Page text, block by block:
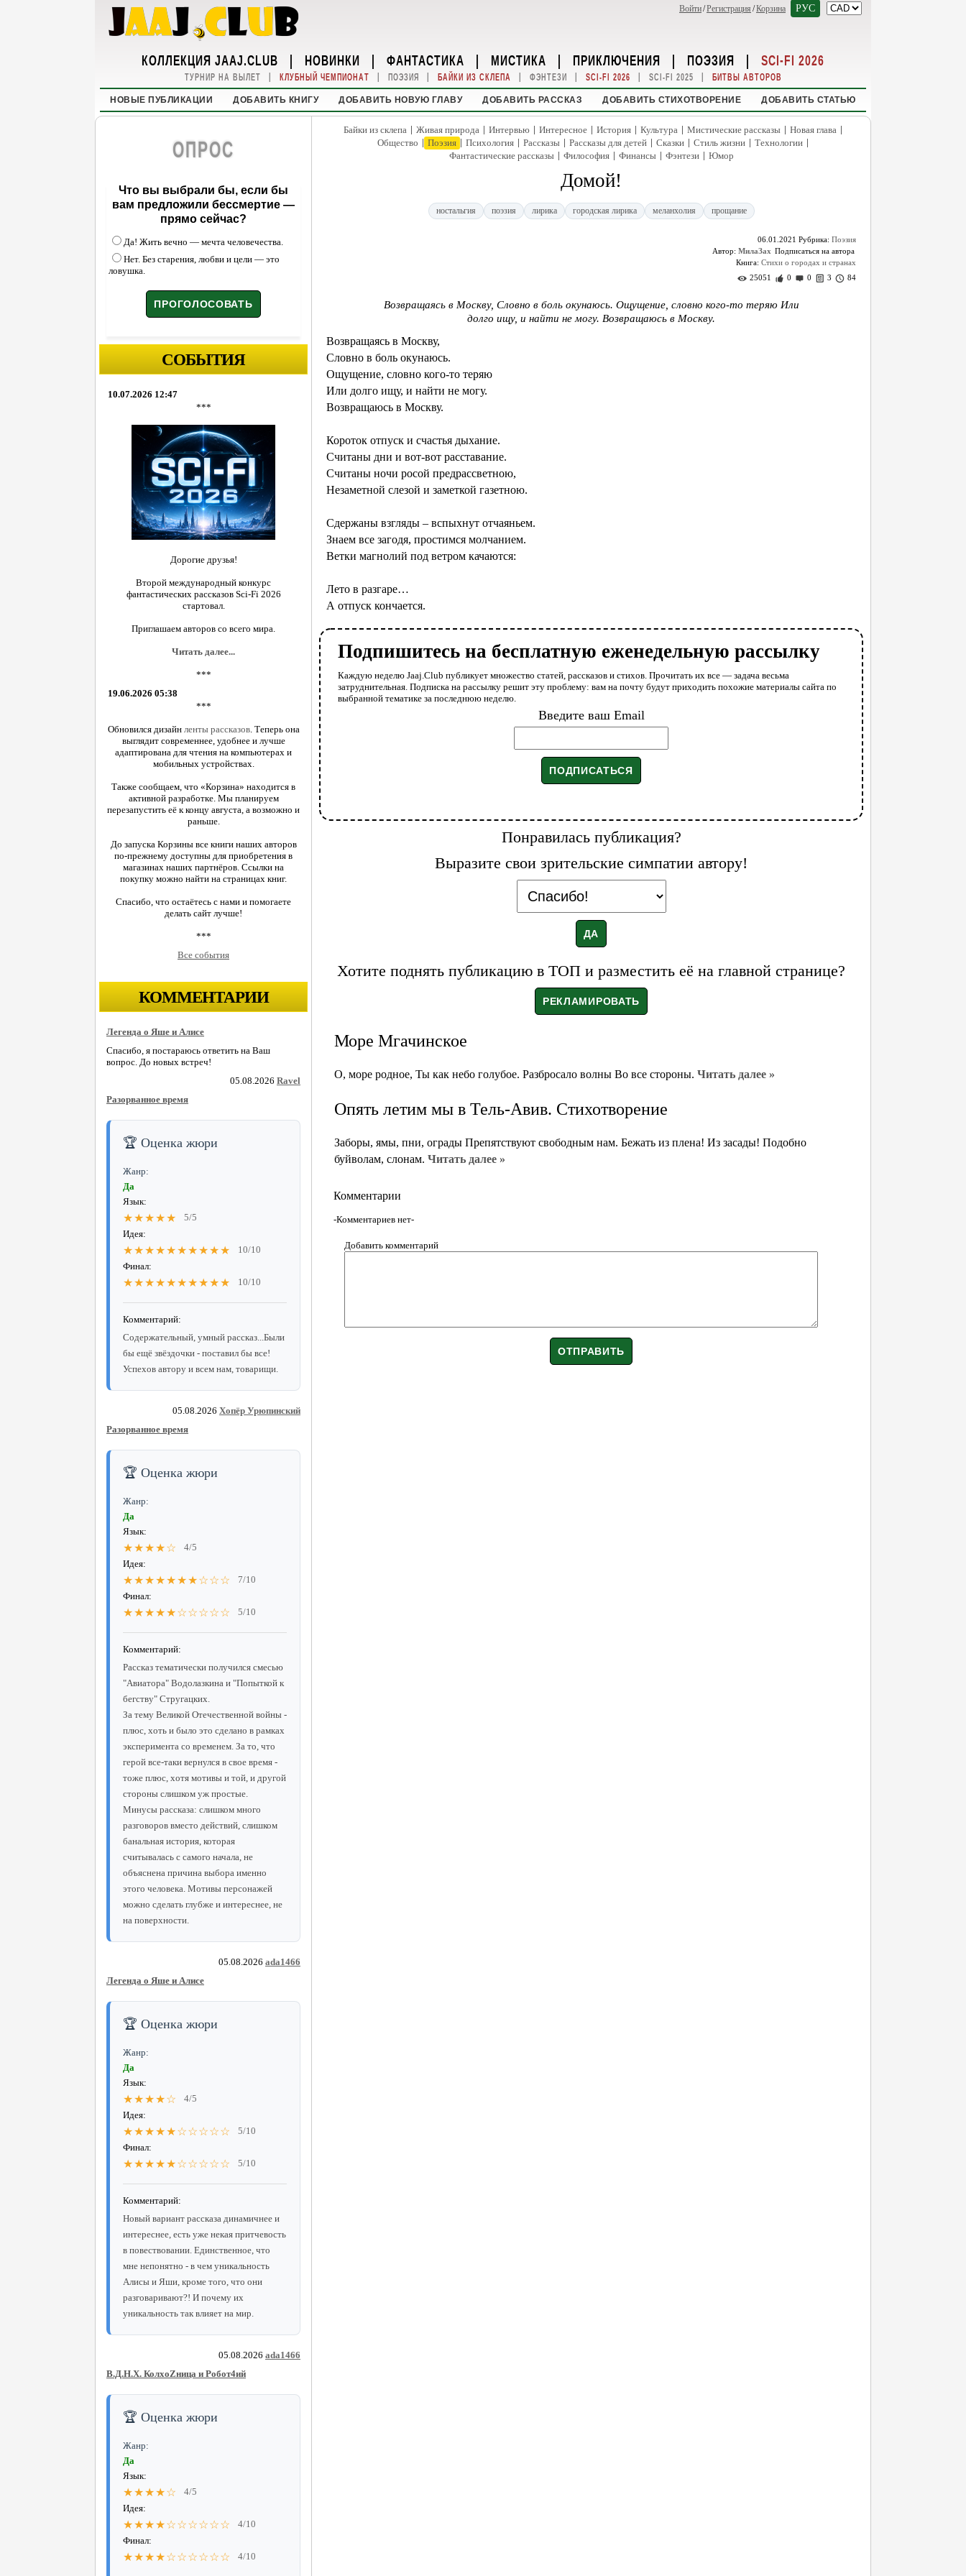
Войти/Регистрация /Корзина РУС
КОЛЛЕКЦИЯ JAAJ.CLUB | НОВИНКИ | ФАНТАСТИКА | МИСТИКА | ПРИКЛЮЧЕНИЯ | ПОЭЗИЯ | SCI-FI 2026
ТУРНИР НА ВЫЛЕТ | КЛУБНЫЙ ЧЕМПИОНАТ | ПОЭЗИЯ | БАЙКИ ИЗ СКЛЕПА | ФЭНТЕЗИ | SCI-FI 2026 | SCI-FI 2025 | БИТВЫ АВТОРОВ
НОВЫЕ ПУБЛИКАЦИИ ДОБАВИТЬ КНИГУ ДОБАВИТЬ НОВУЮ ГЛАВУ ДОБАВИТЬ РАССКАЗ ДОБАВИТЬ СТИХОТВОРЕНИЕ ДОБАВИТЬ СТАТЬЮ
ОПРОС
Что вы выбрали бы, если бы
вам предложили бессмертие —
прямо сейчас?
Да! Жить вечно — мечта человечества.
Нет. Без старения, любви и цели — это
ловушка.
СОБЫТИЯ
10.07.2026 12:47
***
Дорогие друзья!
Второй международный конкурс
фантастических рассказов Sci-Fi 2026
стартовал.
Приглашаем авторов со всего мира.
Читать далее...
***
19.06.2026 05:38
***
Обновился дизайн ленты рассказов. Теперь она
выглядит современнее, удобнее и лучше
адаптирована для чтения на компьютерах и
мобильных устройствах.
Также сообщаем, что «Корзина» находится в
активной разработке. Мы планируем
перезапустить её к концу августа, а возможно и
раньше.
До запуска Корзины все книги наших авторов
по-прежнему доступны для приобретения в
магазинах наших партнёров. Ссылки на
покупку можно найти на страницах книг.
Спасибо, что остаётесь с нами и помогаете
делать сайт лучше!
***
Все события
КОММЕНТАРИИ
Легенда о Яше и Алисе
Спасибо, я постараюсь ответить на Ваш
вопрос. До новых встреч!
05.08.2026 Ravel
Разорванное время
🏆 Оценка жюри
Жанр:
Да
Язык:
★★★★★
5/5
Идея:
★★★★★★★★★★
10/10
Финал:
★★★★★★★★★★ 10/10
Комментарий:
Содержательный, умный рассказ...Были
бы ещё звёздочки - поставил бы все!
Успехов автору и всем нам, товарищи.
05.08.2026 Хопёр Урюпинский
Разорванное время
🏆 Оценка жюри
Жанр:
Да
Язык:
★★★★☆
4/5
Идея:
★★★★★★★☆☆☆
7/10
Финал:
★★★★★☆☆☆☆☆ 5/10
Комментарий:
Рассказ тематически получился смесью
"Авиатора" Водолазкина и "Попыткой к
бегству" Стругацких.
За тему Великой Отечественной войны -
плюс, хоть и было это сделано в рамках
эксперимента со временем. За то, что
герой все-таки вернулся в свое время -
тоже плюс, хотя мотивы и той, и другой
стороны слишком уж простые.
Минусы рассказа: слишком много
разговоров вместо действий, слишком
банальная история, которая
считывалась с самого начала, не
объяснена причина выбора именно
этого человека. Мотивы персонажей
можно сделать глубже и интереснее, не
на поверхности.
05.08.2026 ada1466
Легенда о Яше и Алисе
🏆 Оценка жюри
Жанр:
Да
Язык:
★★★★☆
4/5
Идея:
★★★★★☆☆☆☆☆
5/10
Финал:
★★★★★☆☆☆☆☆ 5/10
Комментарий:
Новый вариант рассказа динамичнее и
интереснее, есть уже некая притчевость
в повествовании. Единственное, что
мне непонятно - в чем уникальность
Алисы и Яши, кроме того, что они
разговаривают?! И почему их
уникальность так влияет на мир.
05.08.2026 ada1466
В.Д.Н.Х. КолхоZница и Робот4ий
🏆 Оценка жюри
Жанр:
Да
Язык:
★★★★☆
4/5
Идея:
★★★★☆☆☆☆☆☆
4/10
Финал:
★★★★☆☆☆☆☆☆ 4/10
Байки из склепа | Живая природа | Интервью | Интересное | История | Культура | Мистические рассказы | Новая глава |
Общество | Поэзия | Психология | Рассказы | Рассказы для детей | Сказки | Стиль жизни | Технологии |
Фантастические рассказы | Философия | Финансы | Фэнтези | Юмор
Домой!
ностальгия поэзия лирика городская лирика меланхолия прощание
06.01.2021 Рубрика: Поэзия
Автор: МилаЗах
Книга: Стихи о городах и странах
25051
0 0 3 84
Возвращаясь в Москву, Словно в боль окунаюсь. Ощущение, словно кого-то теряю Или
долго ищу, и найти не могу. Возвращаюсь в Москву.
Возвращаясь в Москву,
Словно в боль окунаюсь.
Ощущение, словно кого-то теряю
Или долго ищу, и найти не могу.
Возвращаюсь в Москву.
Короток отпуск и счастья дыхание.
Считаны дни и вот-вот расставание.
Считаны ночи росой предрассветною,
Незаметной слезой и заметкой газетною.
Сдержаны взгляды – вспыхнут отчаяньем.
Знаем все загодя, простимся молчанием.
Ветки магнолий под ветром качаются:
Лето в разгаре…
А отпуск кончается.
Подпишитесь на бесплатную еженедельную рассылку
Каждую неделю Jaaj.Club публикует множество статей, рассказов и стихов. Прочитать их все — задача весьма
затруднительная. Подписка на рассылку решит эту проблему: вам на почту будут приходить похожие материалы сайта по
выбранной тематике за последнюю неделю.
Введите ваш Email
Понравилась публикация?
Выразите свои зрительские симпатии автору!
Хотите поднять публикацию в ТОП и разместить её на главной странице?
Море Мгачинское
О, море родное, Ты как небо голубое. Разбросало волны Во все стороны. Читать далее »
Опять летим мы в Тель-Авив. Стихотворение
Заборы, ямы, пни, ограды Препятствуют свободным нам. Бежать из плена! Из засады! Подобно
буйволам, слонам. Читать далее »
Комментарии
-Комментариев нет-
Добавить комментарий